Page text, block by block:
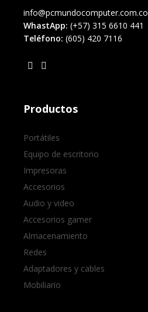
info@pcmundocomputer.com.co
WhastApp: (+57) 315 6610 441
Teléfono: (605) 420 7116
Productos
Portátiles
Equipo de escritorio
Impresoras
Accesorios
Audio y video
Accesorios gamer
Almacenamiento
Redes
Adaptadores y cables
Mobiliario